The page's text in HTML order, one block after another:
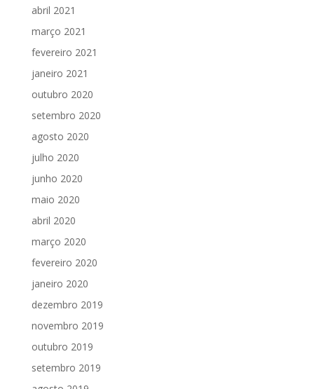
abril 2021
março 2021
fevereiro 2021
janeiro 2021
outubro 2020
setembro 2020
agosto 2020
julho 2020
junho 2020
maio 2020
abril 2020
março 2020
fevereiro 2020
janeiro 2020
dezembro 2019
novembro 2019
outubro 2019
setembro 2019